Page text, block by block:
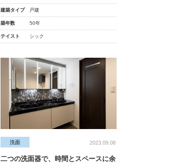
建築タイプ 戸建
築年数 50年
テイスト シック
洗面 2023.09.08
二つの洗面器で、時間とスペースに余